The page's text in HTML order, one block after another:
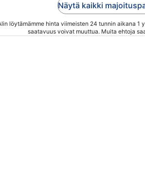
Näytä kaikki
löytämämme hinta viimeisten 24 tunnin aikana 1
saatavuus voivat muuttua. Muita ehtoja